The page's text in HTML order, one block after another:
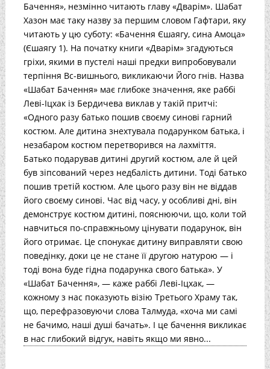
Бачення», незмінно читають главу «Дварім». Шабат
Хазон має таку назву за першим словом Гафтари, яку
читають у цю суботу: «Бачення Єшаягу, сина Амоца»
(Єшаягу 1). На початку книги «Дварім» згадуються
гріхи, якими в пустелі наші предки випробовували
терпіння Вс-вишнього, викликаючи Його гнів. Назва
«Шабат Бачення» має глибоке значення, яке раббі
Леві-Іцхак із Бердичева виклав у такій притчі:
«Одного разу батько пошив своєму синові гарний
костюм. Але дитина знехтувала подарунком батька, і
незабаром костюм перетворився на лахміття.
Батько подарував дитині другий костюм, але й цей
був зіпсований через недбалість дитини. Тоді батько
пошив третій костюм. Але цього разу він не віддав
його своєму синові. Час від часу, у особливі дні, він
демонструє костюм дитині, пояснюючи, що, коли той
навчиться по-справжньому цінувати подарунок, він
його отримає. Це спонукає дитину виправляти свою
поведінку, доки це не стане її другою натурою — і
тоді вона буде гідна подарунка свого батька». У
«Шабат Бачення», — каже раббі Леві-Іцхак, —
кожному з нас показують візію Третього Храму так,
що, перефразовуючи слова Талмуда, «хоча ми самі
не бачимо, наші душі бачать». І це бачення викликає
в нас глибокий відгук, навіть якщо ми явно...